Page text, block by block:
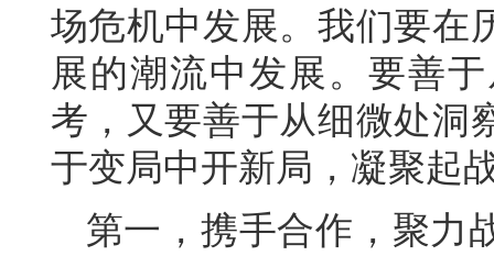
场危机中发展。我们要在
展的潮流中发展。要善
考，又要善于从细微处洞
于变局中开新局，凝聚起
第一，携手合作，聚力